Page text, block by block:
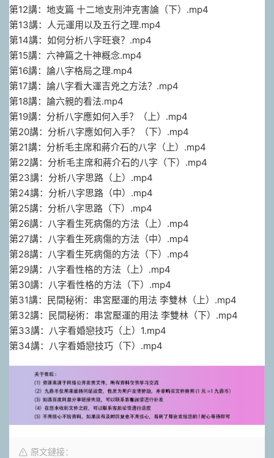
第12講：地支篇 十二地支刑沖克害論（下）.mp4
第13講：人元運用以及五行之理.mp4
第14講：如何分析八字旺衰？.mp4
第15講：六神篇之十神概念.mp4
第16講：論八字格局之理.mp4
第17講：論八字看大運吉兇之方法？.mp4
第18講：論六親的看法.mp4
第19講：分析八字應如何入手？（上）.mp4
第20講：分析八字應如何入手？（下）.mp4
第21講：分析毛主席和蔣介石的八字（上）.mp4
第22講：分析毛主席和蔣介石的八字（下）.mp4
第23講：分析八字思路（上）.mp4
第24講：分析八字思路（中）.mp4
第25講：分析八字思路（下）.mp4
第26講：八字看生死病傷的方法（上）.mp4
第27講：八字看生死病傷的方法（中）.mp4
第28講：八字看生死病傷的方法（下）.mp4
第29講：八字看性格的方法（上）.mp4
第30講：八字看性格的方法（下）.mp4
第31講：民間秘術：串宮壓運的用法 李雙林（上）.mp4
第32講：民間秘術：串宮壓運的用法 李雙林（下）.mp4
第33講：八字看婚戀技巧（上）1.mp4
第34講：八字看婚戀技巧（下）.mp4
原文鏈接：